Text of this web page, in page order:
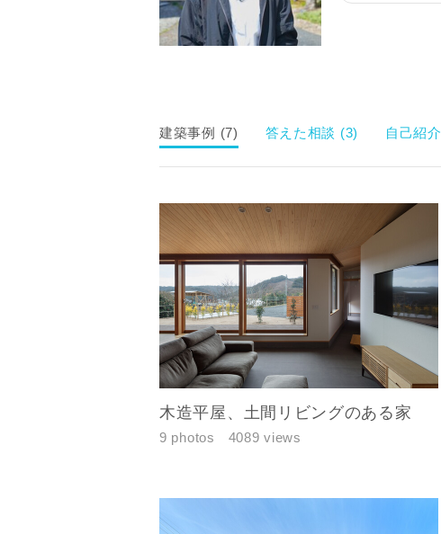
建築事例 (7) 答えた相談 (3) 自己紹介
木造平屋、土間リビングのある家
9 photos 4089 views
お名前